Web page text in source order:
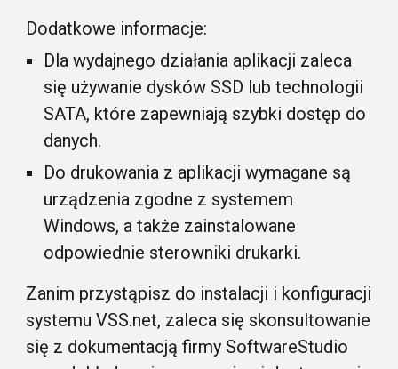
Dodatkowe informacje:
Dla wydajnego działania aplikacji zaleca
się używanie dysków SSD lub technologii
SATA, które zapewniają szybki dostęp do
danych.
Do drukowania z aplikacji wymagane są
urządzenia zgodne z systemem
Windows, a także zainstalowane
odpowiednie sterowniki drukarki.
Zanim przystąpisz do instalacji i konfiguracji
systemuVSS.net, zaleca się skonsultowanie
się z dokumentacją firmy SoftwareStudio